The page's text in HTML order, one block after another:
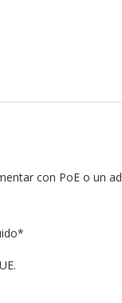
con PoE o un